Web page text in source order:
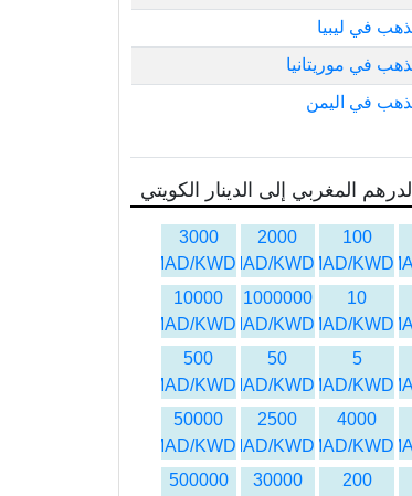
في ليبيا
في موريتانيا
في اليمن
المغربي إلى الدينار الكويتي
100
MAD/KWD
2000
MAD/KWD
3000
MAD/KWD
10
MAD/KWD
1000000
MAD/KWD
10000
MAD/KWD
5
MAD/KWD
50
MAD/KWD
500
MAD/KWD
4000
MAD/KWD
2500
MAD/KWD
50000
MAD/KWD
200
30000
500000